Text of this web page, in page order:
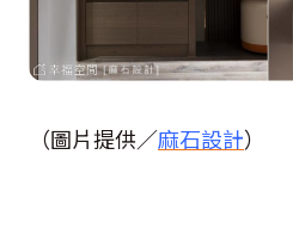
（圖片提供／麻石設計）